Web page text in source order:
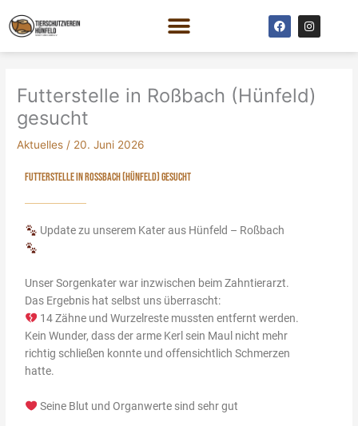
Inhalt
F
a
c
e
o
k
I
n
s
t
r
a
m
Futterstelle in Roßbach (Hünfeld)
gesucht
Aktuelles / 20. Juni 2026
FUTTERSTELLE IN ROSSBACH (HÜNFELD) GESUCHT
Update zu unserem Kater aus Hünfeld – Roßbach
Unser Sorgenkater war inzwischen beim Zahntierarzt.
Das Ergebnis hat selbst uns überrascht:
14 Zähne und Wurzelreste mussten entfernt werden.
Kein Wunder, dass der arme Kerl sein Maul nicht mehr
richtig schließen konnte und offensichtlich Schmerzen
hatte.
Seine Blut und Organwerte sind sehr gut